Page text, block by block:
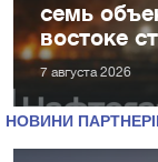
семь
востоке
7 августа 2026